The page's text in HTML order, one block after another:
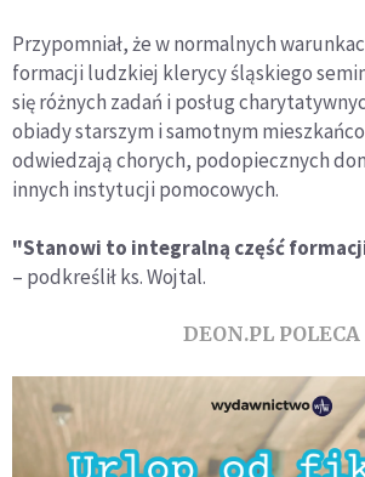
Przypomniał, że w normalnych
formacji ludzkiej klerycy śląskiego
się różnych zadań i posług
obiady starszym i samotnym
odwiedzają chorych, podopiecznych
innych instytucji pomocowych.
"Stanowi to integralną część
– podkreślił ks. Wojtal.
DEON.PL POLECA